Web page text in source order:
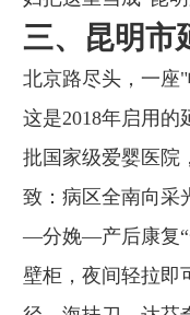
三、昆明市
北京路尽头，一座
这是2018年启用
批国家级爱婴医院
致：病区全南向采
—分娩—产后康复“
壁柜，夜间轻拉即